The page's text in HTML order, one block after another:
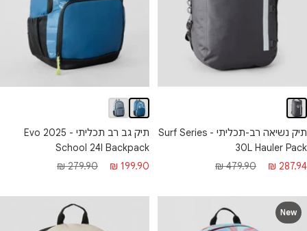
תיק נשיאה רב-תכליתי - Surf Series
30L Hauler Pack
מחיר מבצע
287.94 ₪ מחיר רגיל
479.90 ₪
תיק גב רב תכליתי - Evo 2025
School 24l Backpack
מחיר מבצע
199.90 ₪ מחיר רגיל
279.90 ₪
New